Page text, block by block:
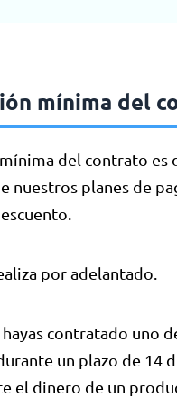
mínima del
del contrato es
nuestros planes de
por adelantado.
hayas contratado uno
un plazo de 14
el dinero de un